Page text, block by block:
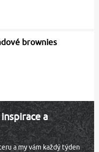
brownies
a
a my vám každý týden